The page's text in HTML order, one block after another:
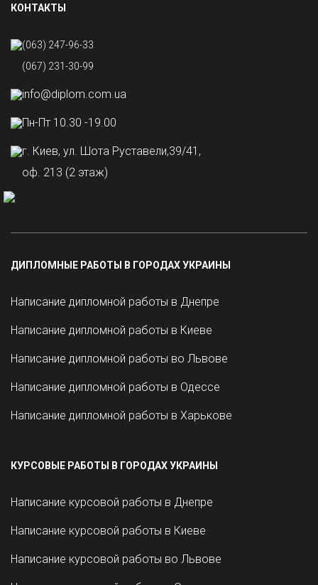
КОНТАКТЫ
(063) 247-96-33
(067) 231-30-99
info@diplom.com.ua
Пн-Пт 10.30 -19.00
г. Киев, ул. Шота Руставели,39/41,
оф. 213 (2 этаж)
ДИПЛОМНЫЕ РАБОТЫ В ГОРОДАХ УКРАИНЫ
Написание дипломной работы в Днепре
Написание дипломной работы в Киеве
Написание дипломной работы во Львове
Написание дипломной работы в Одессе
Написание дипломной работы в Харькове
КУРСОВЫЕ РАБОТЫ В ГОРОДАХ УКРАИНЫ
Написание курсовой работы в Днепре
Написание курсовой работы в Киеве
Написание курсовой работы во Львове